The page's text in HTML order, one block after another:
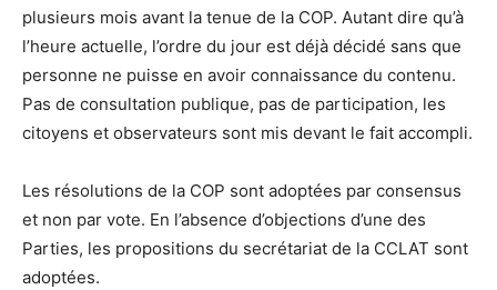
plusieurs mois avant la tenue de la COP. Autant dire qu’à
l’heure actuelle, l’ordre du jour est déjà décidé sans que
personne ne puisse en avoir connaissance du contenu.
Pas de consultation publique, pas de participation, les
citoyens et observateurs sont mis devant le fait accompli.
Les résolutions de la COP sont adoptées par consensus
et non par vote. En l’absence d’objections d’une des
Parties, les propositions du secrétariat de la CCLAT sont
adoptées.